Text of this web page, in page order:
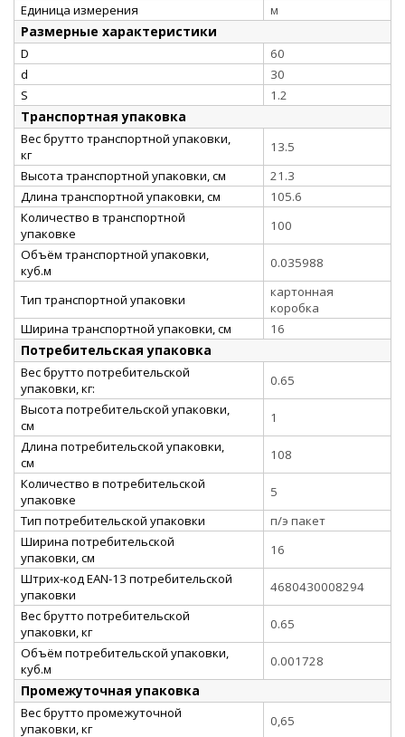
Единица измерения
м
Размерные характеристики
D
60
d
30
S
1.2
Транспортная упаковка
Вес брутто транспортной упаковки,
кг
13.5
Высота транспортной упаковки, см
21.3
Длина транспортной упаковки, см
105.6
Количество в транспортной
упаковке
100
Объём транспортной упаковки,
куб.м
0.035988
Тип транспортной упаковки
картонная
коробка
Ширина транспортной упаковки, см
16
Потребительская упаковка
Вес брутто потребительской
упаковки, кг:
0.65
Высота потребительской упаковки,
см
1
Длина потребительской упаковки,
см
108
Количество в потребительской
упаковке
5
Тип потребительской упаковки
п/э пакет
Ширина потребительской
упаковки, см
16
Штрих-код EAN-13 потребительской
упаковки
4680430008294
Вес брутто потребительской
упаковки, кг
0.65
Объём потребительской упаковки,
куб.м
0.001728
Промежуточная упаковка
Вес брутто промежуточной
упаковки, кг
0,65